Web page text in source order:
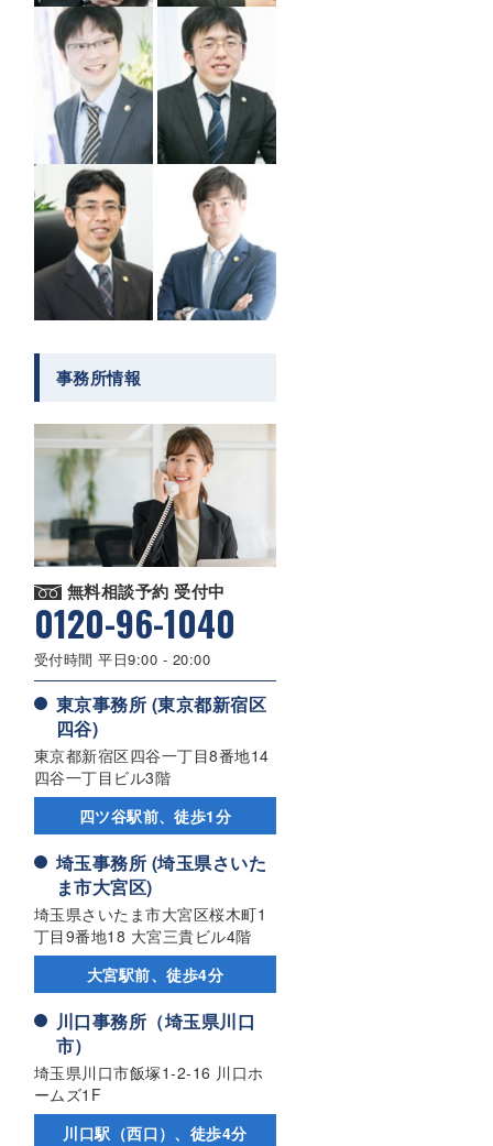
事務所情報
無料相談予約 受付中
0120-96-1040
受付時間 平日9:00 - 20:00
東京事務所 (東京都新宿区
四谷)
東京都新宿区四谷一丁目8番地14
四谷一丁目ビル3階
四ツ谷駅前、徒歩1分
埼玉事務所 (埼玉県さいた
ま市大宮区)
埼玉県さいたま市大宮区桜木町1
丁目9番地18 大宮三貴ビル4階
大宮駅前、徒歩4分
川口事務所（埼玉県川口
市）
埼玉県川口市飯塚1-2-16 川口ホ
ームズ1F
川口駅（西口）、徒歩4分